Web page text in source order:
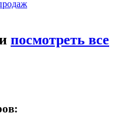
посмотреть все